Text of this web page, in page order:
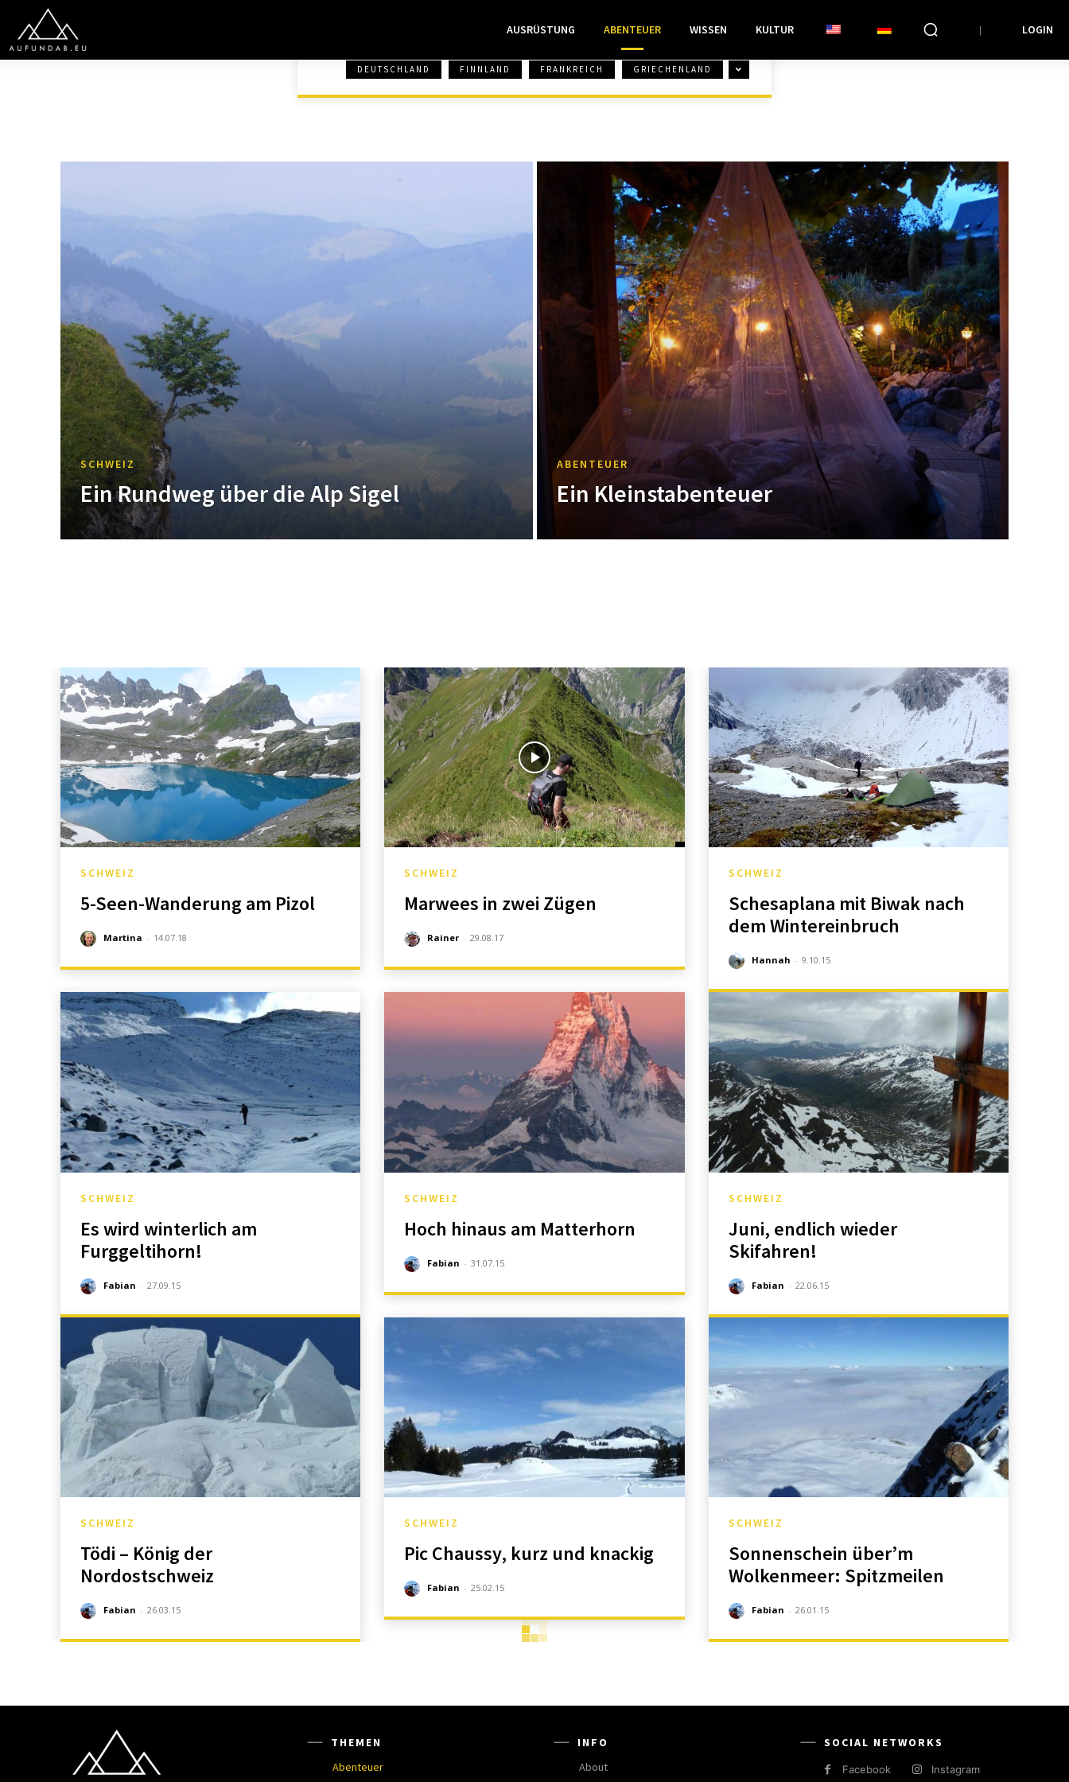
AUSRÜSTUNG ABENTEUER WISSEN KULTUR LOGIN
DEUTSCHLAND FINNLAND FRANKREICH GRIECHENLAND
SCHWEIZ
Ein Rundweg über die Alp Sigel
ABENTEUER
Ein Kleinstabenteuer
SCHWEIZ
5-Seen-Wanderung am Pizol
Martina - 14.07.18
SCHWEIZ
Marwees in zwei Zügen
Rainer - 29.08.17
SCHWEIZ
Schesaplana mit Biwak nach
dem Wintereinbruch
Hannah - 9.10.15
SCHWEIZ
Es wird winterlich am
Furggeltihorn!
Fabian - 27.09.15
SCHWEIZ
Hoch hinaus am Matterhorn
Fabian - 31.07.15
SCHWEIZ
Juni, endlich wieder
Skifahren!
Fabian - 22.06.15
SCHWEIZ
Tödi – König der
Nordostschweiz
Fabian - 26.03.15
SCHWEIZ
Pic Chaussy, kurz und knackig
Fabian - 25.02.15
SCHWEIZ
Sonnenschein über’m
Wolkenmeer: Spitzmeilen
Fabian - 26.01.15
THEMEN
Abenteuer
INFO
About
SOCIAL NETWORKS
Facebook Instagram